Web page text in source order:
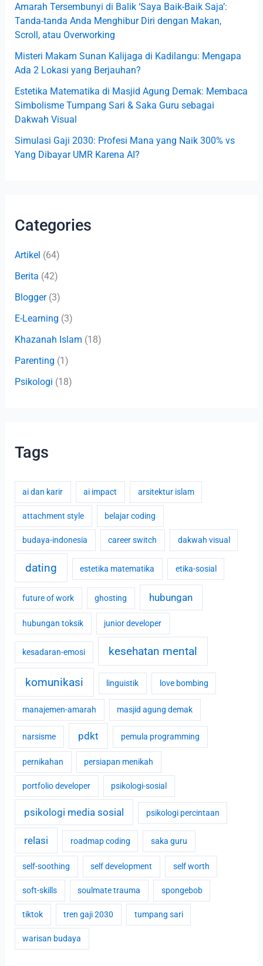
r
:
Amarah Tersembunyi di Balik ‘Saya Baik-Baik Saja’:
Tanda-tanda Anda Menghibur Diri dengan Makan,
Scroll, atau Overworking
Misteri Makam Sunan Kalijaga di Kadilangu: Mengapa
Ada 2 Lokasi yang Berjauhan?
Estetika Matematika di Masjid Agung Demak: Membaca
Simbolisme Tumpang Sari & Saka Guru sebagai
Dakwah Visual
Simulasi Gaji 2030: Profesi Mana yang Naik 300% vs
Yang Dibayar UMR Karena AI?
Categories
Artikel (64)
Berita (42)
Blogger(3)
E-Learning (3)
Khazanah Islam (18)
Parenting (1)
Psikologi (18)
Tags
ai dan karir ai impact arsitektur islam
attachment style belajar coding
budaya-indonesia career switch dakwah visual
dating estetika matematika etika-sosial
future of work ghosting hubungan
hubungan toksik junior developer
kesadaran-emosi kesehatan mental
komunikasi linguistik love bombing
manajemen-amarah masjid agung demak
narsisme pdkt pemula programming
pernikahan persiapan menikah
portfolio developer psikologi-sosial
psikologi media sosial psikologi percintaan
relasi roadmap coding saka guru
self-soothing self development self worth
soft-skills soulmate trauma spongebob
tiktok tren gaji 2030 tumpang sari
warisan budaya